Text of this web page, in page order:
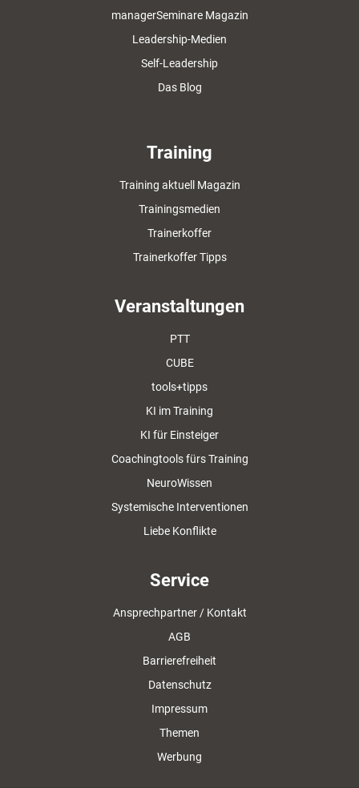
managerSeminare Magazin
Leadership-Medien
Self-Leadership
Das Blog
Training
Training aktuell Magazin
Trainingsmedien
Trainerkoffer
Trainerkoffer Tipps
Veranstaltungen
PTT
CUBE
tools+tipps
KI im Training
KI für Einsteiger
Coachingtools fürs Training
NeuroWissen
Systemische Interventionen
Liebe Konflikte
Service
Ansprechpartner / Kontakt
AGB
Barrierefreiheit
Datenschutz
Impressum
Themen
Werbung